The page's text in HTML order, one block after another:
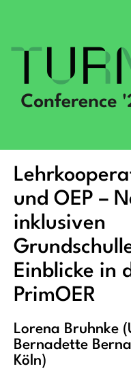
und OEP –
inklusiven
Einblicke in
PrimOER
Lorena Bruhnke
Bernadette
Köln)